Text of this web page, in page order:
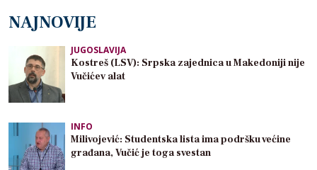
NAJNOVIJE
JUGOSLAVIJA
Kostreš (LSV): Srpska zajednica u Makedoniji nije
Vučićev alat
INFO
Milivojević: Studentska lista ima podršku većine
građana, Vučić je toga svestan